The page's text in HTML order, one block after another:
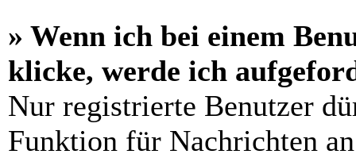
» Wenn ich bei einem
klicke, werde ich
Nur registrierte Benutzer
Funktion für Nachrichten